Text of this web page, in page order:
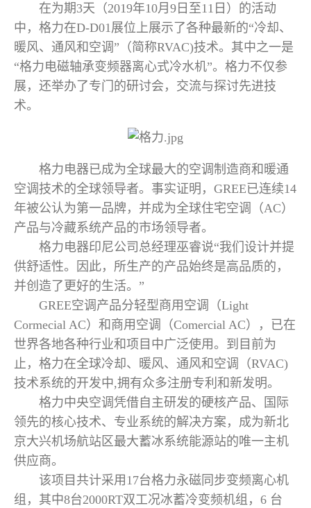
在为期3天（2019年10月9日至11日）的活动
中，格力在D-D01展位上展示了各种最新的“冷却、
暖风、通风和空调”（简称RVAC)技术。其中之一是
“格力电磁轴承变频器离心式冷水机”。格力不仅参
展，还举办了专门的研讨会，交流与探讨先进技
术。
格力电器已成为全球最大的空调制造商和暖通
空调技术的全球领导者。事实证明，GREE已连续14
年被公认为第一品牌，并成为全球住宅空调（AC）
产品与冷藏系统产品的市场领导者。
格力电器印尼公司总经理巫睿说“我们设计并提
供舒适性。因此，所生产的产品始终是高品质的，
并创造了更好的生活。”
GREE空调产品分轻型商用空调（Light
Cormecial AC）和商用空调（Comercial AC），已在
世界各地各种行业和项目中广泛使用。到目前为
止，格力在全球冷却、暖风、通风和空调（RVAC)
技术系统的开发中,拥有众多注册专利和新发明。
格力中央空调凭借自主研发的硬核产品、国际
领先的核心技术、专业系统的解决方案，成为新北
京大兴机场航站区最大蓄冰系统能源站的唯一主机
供应商。
该项目共计采用17台格力永磁同步变频离心机
组，其中8台2000RT双工况冰蓄冷变频机组，6 台